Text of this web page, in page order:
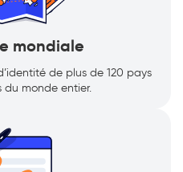
mondiale
de plus de 120 pays
du monde entier.